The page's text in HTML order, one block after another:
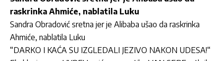
raskrinka Ahmiće, nablatila Luku
Sandra Obradović sretna jer je Alibaba ušao da raskrinka
Ahmiće, nablatila Luku
“DARKO I KAĆA SU IZGLEDALI JEZIVO NAKON UDESA!“